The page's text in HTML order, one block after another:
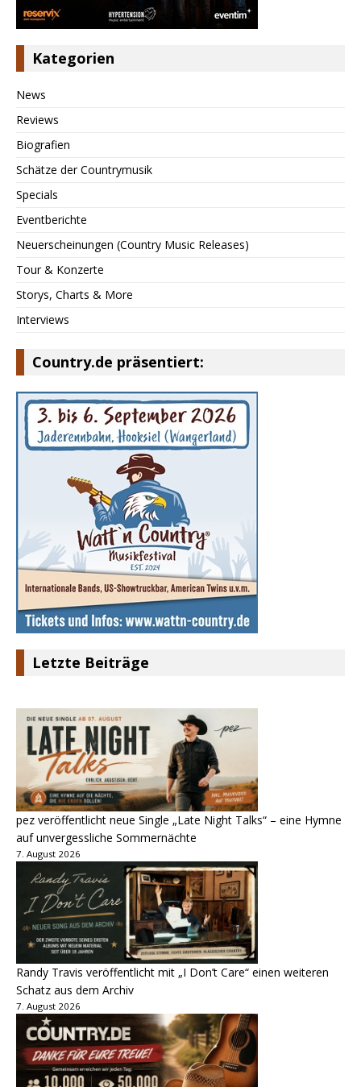
Kategorien
News
Reviews
Biografien
Schätze der Countrymusik
Specials
Eventberichte
Neuerscheinungen (Country Music Releases)
Tour & Konzerte
Storys, Charts & More
Interviews
Country.de präsentiert:
Letzte Beiträge
pez veröffentlicht neue Single „Late Night Talks“ – eine Hymne
auf unvergessliche Sommernächte
7. August 2026
Randy Travis veröffentlicht mit „I Don’t Care“ einen weiteren
Schatz aus dem Archiv
7. August 2026